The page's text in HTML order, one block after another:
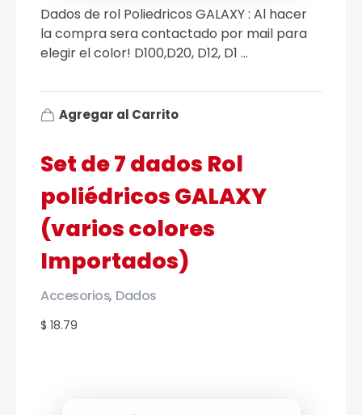
Set de 7 dados Rol
poliédricos GALAXY
(varios colores
Importados)
$ 18.79
Accesorios, Dados
Dados de rol Poliedricos GALAXY : Al hacer
la compra sera contactado por mail para
elegir el color! D100,D20, D12, D1 ...
Agregar al Carrito